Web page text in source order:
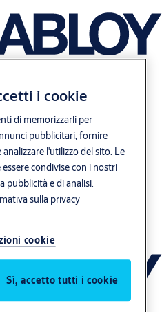
i cookie
di memorizzarli per
pubblicitari, fornire
l'utilizzo del sito. Le
condivise con i nostri
pubblicità e di analisi.
sulla privacy
cookie
Sì, accetto tutti i cookie